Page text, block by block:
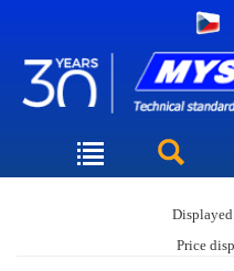
Price